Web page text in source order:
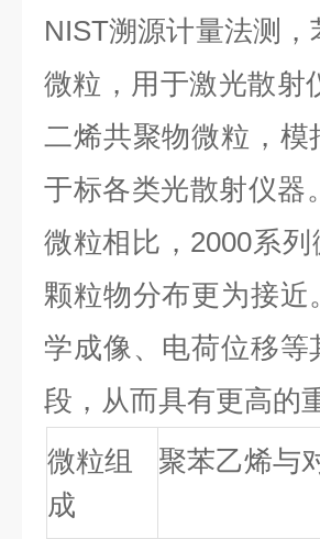
NIST溯源计量法测
微粒，用于激光散射
二烯共聚物微粒，
于标各类光散射仪器
微粒相比，2000系
颗粒物分布更为接
学成像、电荷位移
段，从而具有更高的
微粒组
成
聚苯乙烯与